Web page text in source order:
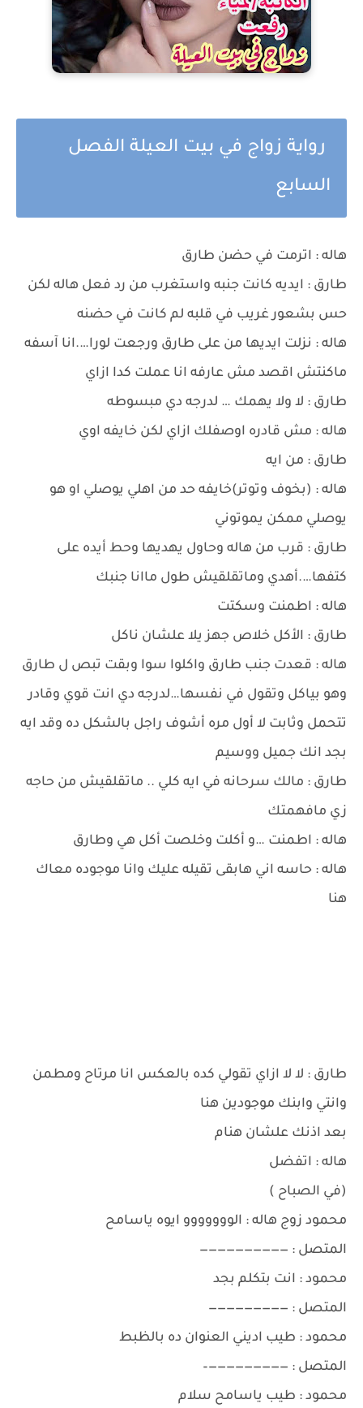
رواية زواج في بيت العيلة الفصل
السابع
هاله : اترمت في حضن طارق
طارق : ايديه كانت جنبه واستغرب من رد فعل هاله لكن
حس بشعور غريب في قلبه لم كانت في حضنه
هاله : نزلت ايديها من على طارق ورجعت لورا….انا آسفه
ماكنتش اقصد مش عارفه انا عملت كدا ازاي
طارق : لا ولا يهمك … لدرجه دي مبسوطه
هاله : مش قادره اوصفلك ازاي لكن خايفه اوي
طارق : من ايه
هاله : (بخوف وتوتر)خايفه حد من اهلي يوصلي او هو
يوصلي ممكن يموتوني
طارق : قرب من هاله وحاول يهديها وحط أيده على
كتفها….أهدي وماتقلقيش طول ماانا جنبك
هاله : اطمنت وسكتت
طارق : الأكل خلاص جهز يلا علشان ناكل
هاله : قعدت جنب طارق واكلوا سوا وبقت تبص ل طارق
وهو بياكل وتقول في نفسها…لدرجه دي انت قوي وقادر
تتحمل وثابت لا أول مره أشوف راجل بالشكل ده وقد ايه
بجد انك جميل ووسيم
طارق : مالك سرحانه في ايه كلي .. ماتقلقيش من حاجه
زي مافهمتك
هاله : اطمنت …و أكلت وخلصت أكل هي وطارق
هاله : حاسه اني هابقى تقيله عليك وانا موجوده معاك
هنا
طارق : لا لا ازاي تقولي كده بالعكس انا مرتاح ومطمن
وانتي وابنك موجودين هنا
بعد اذنك علشان هنام
هاله : اتفضل
(في الصباح )
محمود زوج هاله : الووووووو ايوه ياسامح
المتصل : ——————————
محمود : انت بتكلم بجد
المتصل : —————————
محمود : طيب اديني العنوان ده بالظبط
المتصل : —————————–
محمود : طيب ياسامح سلام